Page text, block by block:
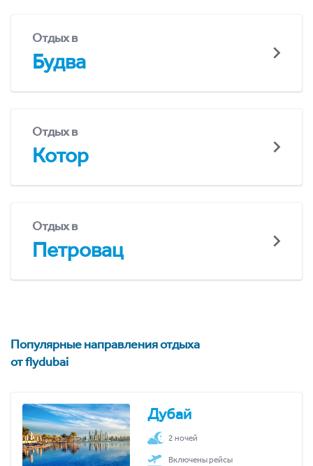
Отдых в
Будва
Отдых в
Котор
Отдых в
Петровац
Популярные направления отдыха
от flydubai
Дубай
2 ночей
Включены рейсы